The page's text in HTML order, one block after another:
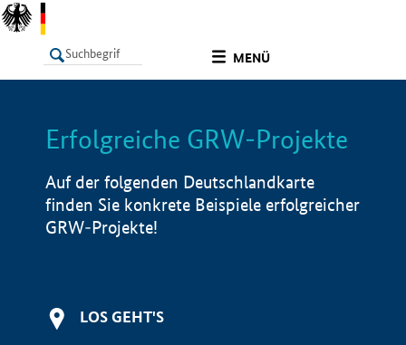
MENÜ
LISTE Info
Erfolgreiche GRW-Projekte
Auf der folgenden Deutschlandkarte
finden Sie konkrete Beispiele erfolgreicher
GRW-Projekte!
LOS GEHT'S